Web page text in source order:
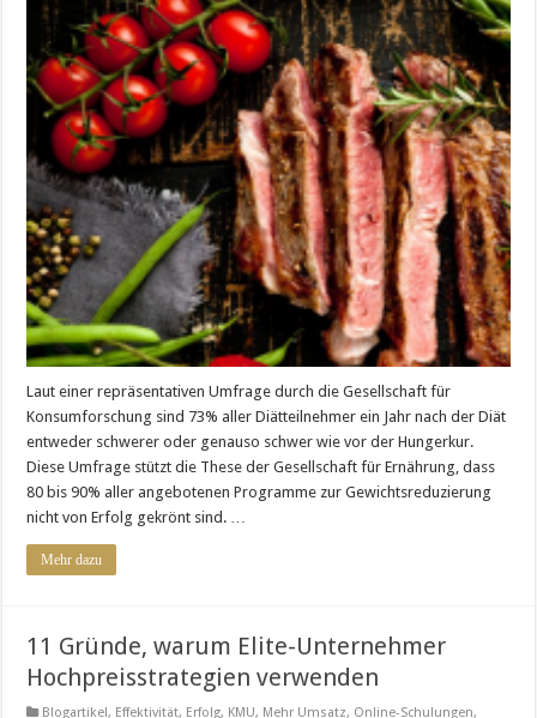
Laut einer repräsentativen Umfrage durch die Gesellschaft für
Konsumforschung sind 73% aller Diätteilnehmer ein Jahr nach der Diät
entweder schwerer oder genauso schwer wie vor der Hungerkur.
Diese Umfrage stützt die These der Gesellschaft für Ernährung, dass
80 bis 90% aller angebotenen Programme zur Gewichtsreduzierung
nicht von Erfolg gekrönt sind. …
Mehr dazu
11 Gründe, warum Elite-Unternehmer
Hochpreisstrategien verwenden
Blogartikel, Effektivität, Erfolg, KMU, Mehr Umsatz, Online-Schulungen,